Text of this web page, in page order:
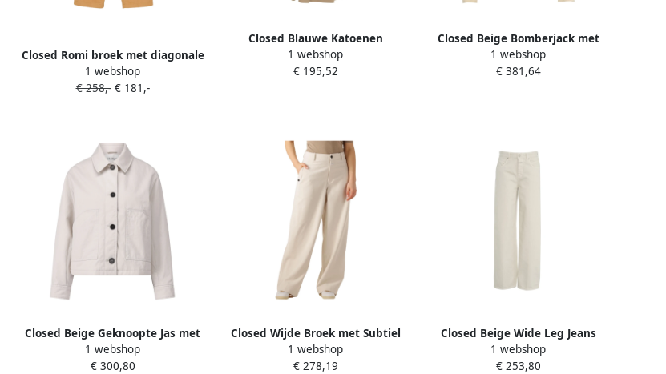
Closed Romi broek met diagonale
zakken Beige
1 webshop
€ 258,-€ 181,-
Closed Blauwe Katoenen
Gebreide Trui Beige Dames
1 webshop
€ 195,52
Closed Beige Bomberjack met
Ritssluiting Beige Dames
1 webshop
€ 381,64
Closed Beige Geknoopte Jas met
Zakken Beige Dames
1 webshop
€ 300,80
Closed Wijde Broek met Subtiel
Logo Borduursel Beige Dames
1 webshop
€ 278,19
Closed Beige Wide Leg Jeans
Nikka Beige Dames
1 webshop
€ 253,80